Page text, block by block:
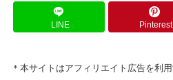
LINE Pinterest
＊本サイトはアフィリエイト広告を利